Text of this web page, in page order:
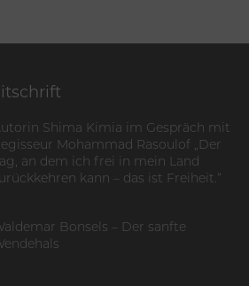
Shima Kimia im Gespräch mit
Mohammad Rasoulof „Der
an dem ich frei in mein Land
kann – das ist Freiheit.“
Bonsels – Der sanfte